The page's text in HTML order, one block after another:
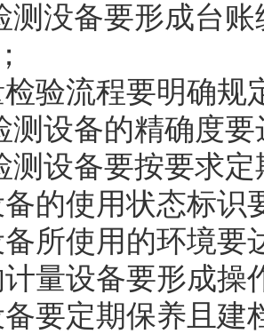
没备要形成台
验流程要明确规
设备的精确度
设备要按要求
的使用状态标识
所使用的环境要
量设备要形成操
要定期保养且建